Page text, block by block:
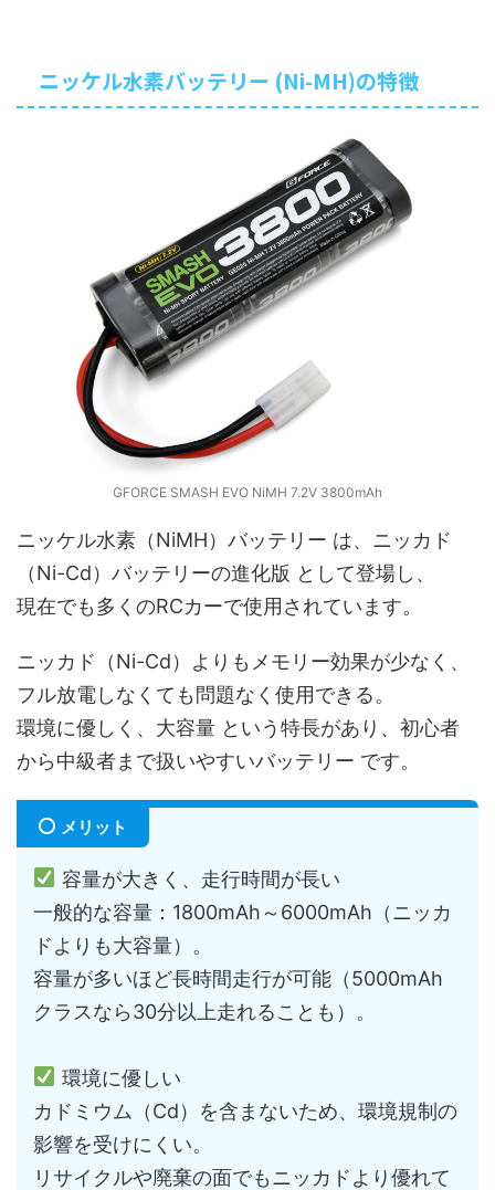
ニッケル水素バッテリー (Ni-MH)の特徴
GFORCE SMASH EVO NiMH 7.2V 3800mAh
ニッケル水素（NiMH）バッテリー は、ニッカド
（Ni-Cd）バッテリーの進化版 として登場し、
現在でも多くのRCカーで使用されています。
ニッカド（Ni-Cd）よりもメモリー効果が少なく、
フル放電しなくても問題なく使用できる。
環境に優しく、大容量 という特長があり、初心者
から中級者まで扱いやすいバッテリー です。
メリット
容量が大きく、走行時間が長い
一般的な容量：1800mAh～6000mAh（ニッカ
ドよりも大容量）。
容量が多いほど長時間走行が可能（5000mAh
クラスなら30分以上走れることも）。
環境に優しい
カドミウム（Cd）を含まないため、環境規制の
影響を受けにくい。
リサイクルや廃棄の面でもニッカドより優れて